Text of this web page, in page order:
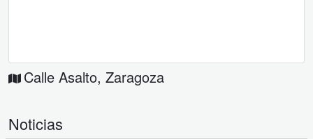
Calle Asalto, Zaragoza
Noticias